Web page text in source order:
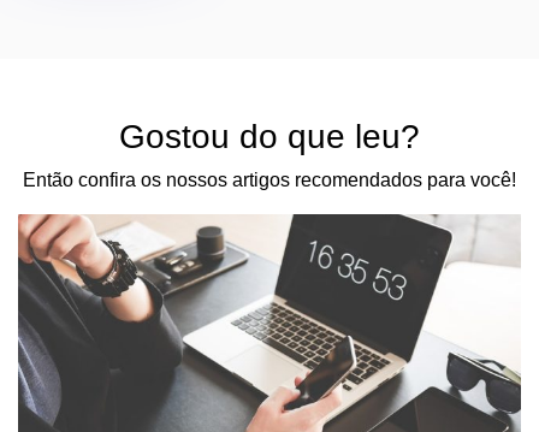
Gostou do que leu?
Então confira os nossos artigos recomendados para você!